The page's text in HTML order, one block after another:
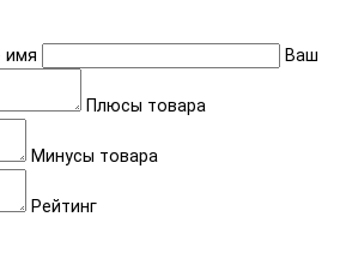
имя Ваш
Плюсы товара
Минусы товара
Рейтинг